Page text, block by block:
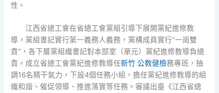
性。
江西省總工會在省總工會黨組引導下展開黨紀進修教
導，黨組書記實行第一義務人義務，黨構成員實行“一崗雙
責”，各下層黨組織書記對本部室（單元）黨紀進修教導負總
責。成立省總工會黨紀進修教導任新竹 公教健檢務專班，抽
調16名精干氣力，下設4個任務小組，擔任黨紀進修教導的組
織和諧、催促領導、推進落實等任務。審議出臺《江西省總